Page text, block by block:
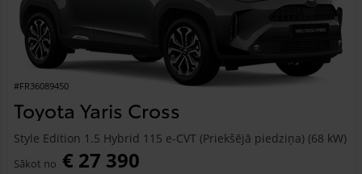
#FR36089450
Toyota Yaris Cross
Style Edition 1.5 Hybrid 115 e-CVT (Priekšējā piedziņa) (68 kW)
Sākot no € 27 390